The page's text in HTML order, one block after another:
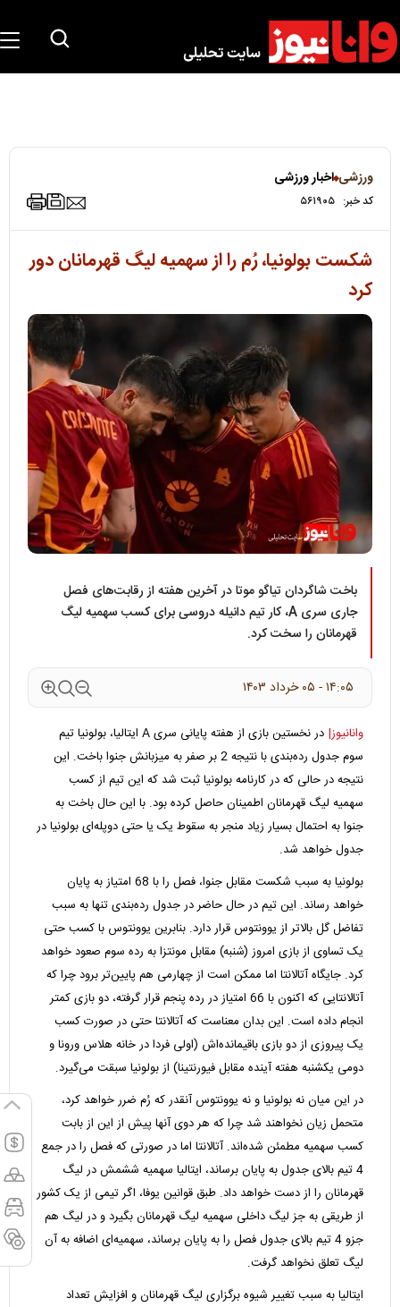
ورزشی اخبار ورزشی
کد خبر: ۵۶۱۹۰۵
شکست بولونیا، رُم را از سهمیه لیگ قهرمانان دور
کرد
باخت شاگردان تیاگو موتا در آخرین هفته از رقابت‌های فصل
جاری سری A، کار تیم دانیله دروسی برای کسب سهمیه لیگ
قهرمانان را سخت کرد.
۱۴:۰۵ - ۰۵ خرداد ۱۴۰۳
وانانیوز|
در نخستین بازی از هفته پایانی سری A ایتالیا، بولونیا تیم
سوم جدول رده‌بندی با نتیجه 2 بر صفر به میزبانش جنوا باخت. این
نتیجه در حالی که در کارنامه بولونیا ثبت شد که این تیم از کسب
سهمیه لیگ قهرمانان اطمینان حاصل کرده بود. با این حال باخت به
جنوا به احتمال بسیار زیاد منجر به سقوط یک یا حتی دوپله‌ای بولونیا در
جدول خواهد شد.
بولونیا به سبب شکست مقابل جنوا، فصل را با 68 امتیاز به پایان
خواهد رساند. این تیم در حال حاضر در جدول رده‌بندی تنها به سبب
تفاضل گل بالاتر از یوونتوس قرار دارد. بنابرین یوونتوس با کسب حتی
یک تساوی از بازی امروز (شنبه) مقابل مونتزا به رده سوم صعود خواهد
کرد. جایگاه آتالانتا اما ممکن است از چهارمی هم پایین‌تر برود چرا که
آتالانتایی که اکنون با 66 امتیاز در رده پنجم قرار گرفته، دو بازی کمتر
انجام داده است. این بدان معناست که آتالانتا حتی در صورت کسب
یک پیروزی از دو بازی باقیمانده‌اش (اولی فردا در خانه هلاس ورونا و
دومی یکشنبه هفته آینده مقابل فیورنتینا) از بولونیا سبقت می‌گیرد.
در این میان نه بولونیا و نه یوونتوس آنقدر که رُم ضرر خواهد کرد،
متحمل زیان نخواهند شد چرا که هر دوی آنها پیش از این از بابت
کسب سهمیه مطمئن شده‌اند. آتالانتا اما در صورتی که فصل را در جمع
4 تیم بالای جدول به پایان برساند، ایتالیا سهمیه ششمش در لیگ
قهرمانان را از دست خواهد داد. طبق قوانین یوفا، اگر تیمی از یک کشور
از طریقی به جز لیگ داخلی سهمیه لیگ قهرمانان بگیرد و در لیگ هم
جزو 4 تیم بالای جدول فصل را به پایان برساند، سهمیه‌ای اضافه به آن
لیگ تعلق نخواهد گرفت.
ایتالیا به سبب تغییر شیوه برگزاری لیگ قهرمانان و افزایش تعداد